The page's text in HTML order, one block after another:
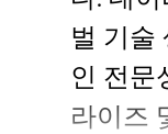
벌 기술
인 전문
라이즈